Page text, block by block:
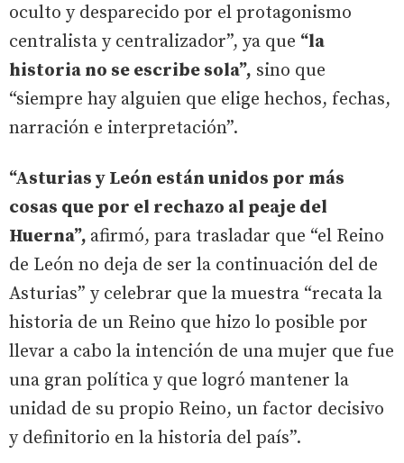
oculto y desparecido por el protagonismo
centralista y centralizador”, ya que “la
historia no se escribe sola”, sino que
“siempre hay alguien que elige hechos, fechas,
narración e interpretación”.
“Asturias y León están unidos por más
cosas que por el rechazo al peaje del
Huerna”, afirmó, para trasladar que “el Reino
de León no deja de ser la continuación del de
Asturias” y celebrar que la muestra “recata la
historia de un Reino que hizo lo posible por
llevar a cabo la intención de una mujer que fue
una gran política y que logró mantener la
unidad de su propio Reino, un factor decisivo
y definitorio en la historia del país”.